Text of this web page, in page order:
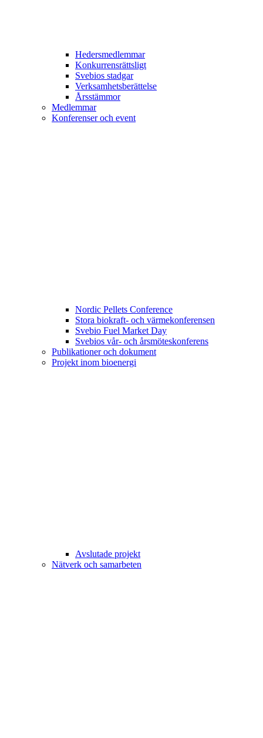
Hedersmedlemmar
Konkurrensrättsligt
Svebios stadgar
Verksamhetsberättelse
Årsstämmor
Medlemmar
Konferenser och event
Nordic Pellets Conference
Stora biokraft- och värmekonferensen
Svebio Fuel Market Day
Svebios vår- och årsmöteskonferens
Publikationer och dokument
Projekt inom bioenergi
Avslutade projekt
Nätverk och samarbeten